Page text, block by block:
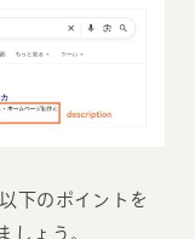
下のポイントを
しょう。